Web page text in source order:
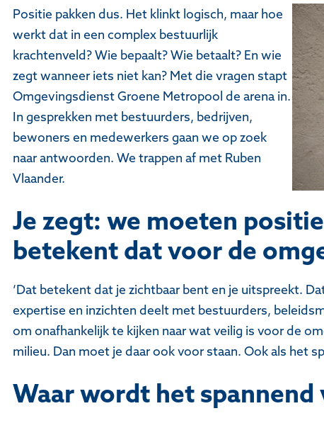
Positie pakken dus. Het klinkt logisch, maar hoe
werkt dat in een complex bestuurlijk
krachtenveld? Wie bepaalt? Wie betaalt? En wie
zegt wanneer iets niet kan? Met die vragen stapt
Omgevingsdienst Groene Metropool de arena in.
In gesprekken met bestuurders, bedrijven,
bewoners en medewerkers gaan we op zoek
naar antwoorden. We trappen af met Ruben
Vlaander.
Je zegt: we moeten
betekent dat voor de
‘Dat betekent dat je zichtbaar bent en je uitspreekt.
expertise en inzichten deelt met bestuurders,
om onafhankelijk te kijken naar wat veilig is voor de
milieu. Dan moet je daar ook voor staan. Ook als het
Waar wordt het spannend